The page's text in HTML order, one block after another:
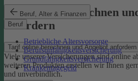
Beruf, Alter & Finanzen
Beruf
Betriebliche Altersvorsorge
Berufsunfähigkeitsversicherung
Grundfähigkeitsversicherung
Krankentagegeld
Tarif online berechnen
anfordern
Tarif online berechnen und Angebot anfordern
Viele unserer Versicherungen sind online
weiteren Produkten erstellen wir Ihnen
und unverbindlich.